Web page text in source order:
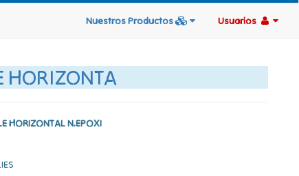
Nuestros Productos Usuarios
HORIZONTA
HORIZONTAL N.EPOXI